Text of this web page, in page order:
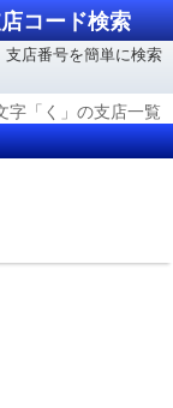
コード検索
店番号を簡単に検索
字「く」の支店一覧